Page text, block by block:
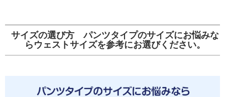
サイズの選び方 パンツタイプのサイズにお悩みな
らウェストサイズを参考にお選びください。